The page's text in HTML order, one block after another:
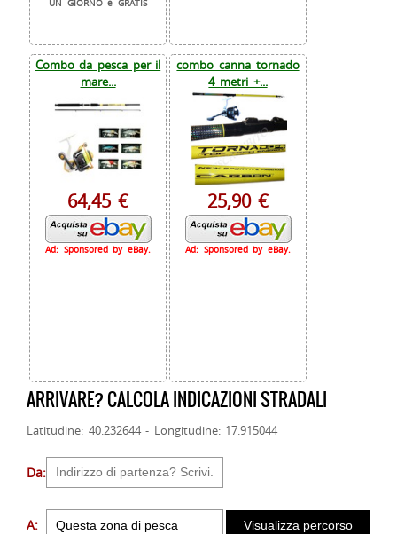
UN GIORNO e GRATIS
Combo da pesca per il
mare...
64,45 €
Ad: Sponsored by eBay.
combo canna tornado
4 metri +...
25,90 €
Ad: Sponsored by eBay.
ARRIVARE? CALCOLA INDICAZIONI STRADALI
Latitudine: 40.232644 - Longitudine: 17.915044
Da:
A: